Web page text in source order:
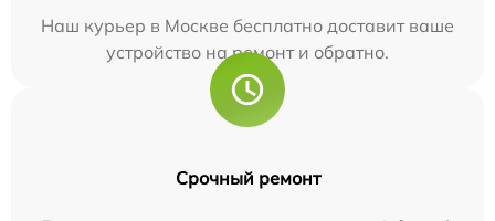
Наш курьер в Москве бесплатно доставит ваше
устройство на ремонт и обратно.
Срочный ремонт